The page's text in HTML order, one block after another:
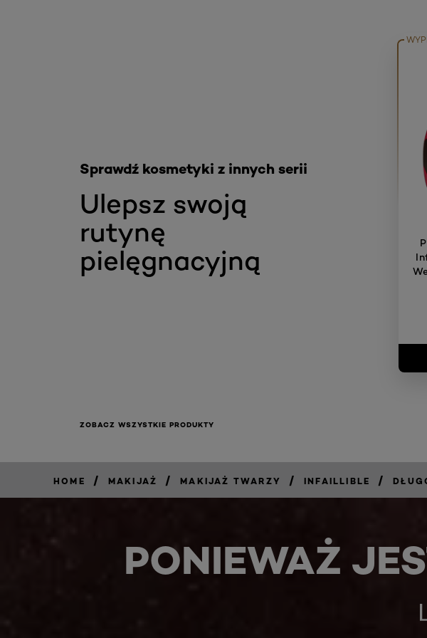
Ulepsz swoją
rutynę
pielęgnacyjną
Sprawdź kosmetyki z innych serii
ZOBACZ WSZYSTKIE PRODUKTY
HOME / MAKIJAŻ / MAKIJAŻ TWARZY / INFAILLIBLE /
PONIEWAŻ